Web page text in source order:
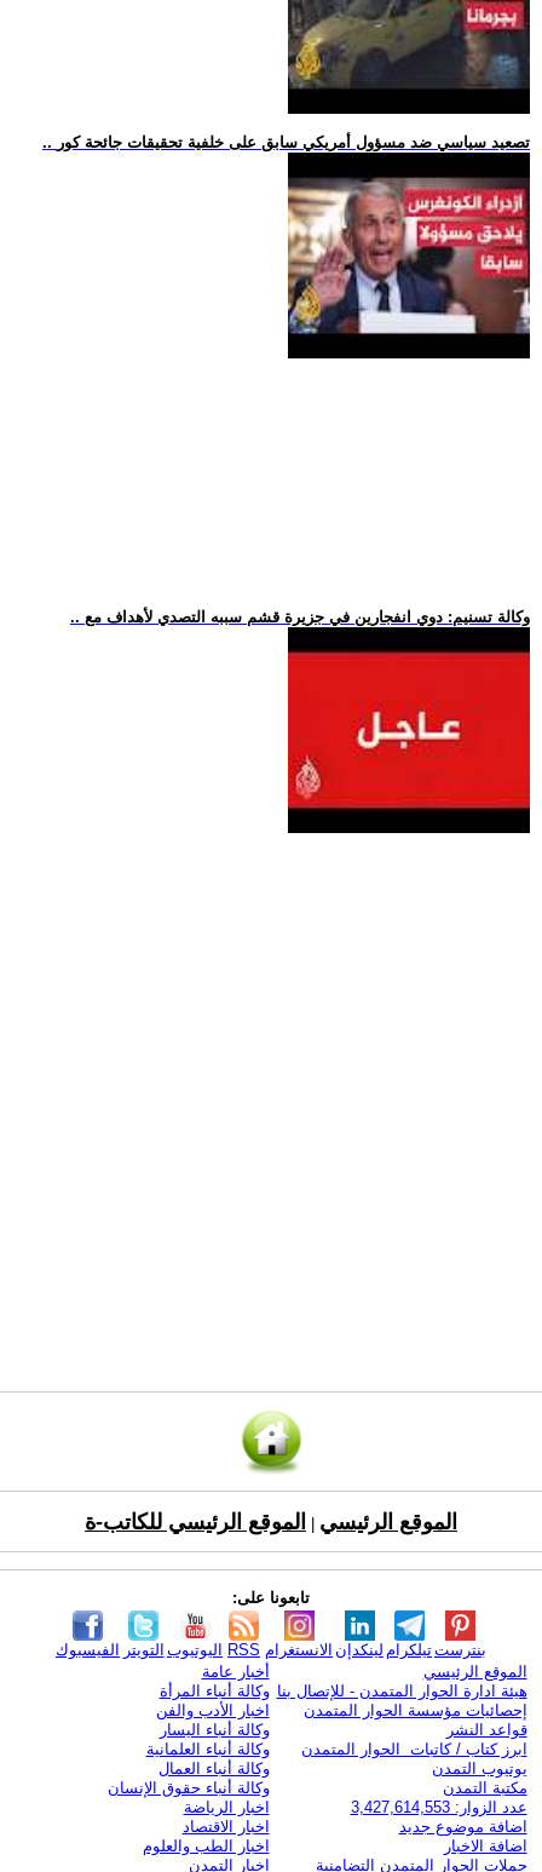
.. تصعيد سياسي ضد مسؤول أمريكي سابق على خلفية تحقيقات جائحة كور
.. وكالة تسنيم: دوي انفجارين في جزيرة قشم سببه التصدي لأهداف مع
الموقع الرئيسي الموقع الرئيسي للكاتب-ة
تابعونا على:
الفيسبوك التويتر اليوتيوب RSS الانستغرام لينكدإن تيلكرامبنترست
الموقع الرئيسي
هيئة ادارة الحوار المتمدن - للإتصال بنا
إحصائيات مؤسسة الحوار المتمدن
قواعد النشر
ابرز كتاب / كاتبات الحوار المتمدن
يوتيوب التمدن
مكتبة التمدن
عدد الزوار: 3,427,614,553
اضافة موضوع جديد
اضافة الاخبار
حملات الحوار المتمدن التضامنية
أخبار عامة
وكالة أنباء المرأة
اخبار الأدب والفن
وكالة أنباء اليسار
وكالة أنباء العلمانية
وكالة أنباء العمال
وكالة أنباء حقوق الإنسان
اخبار الرياضة
اخبار الاقتصاد
اخبار الطب والعلوم
اخبار التمدن